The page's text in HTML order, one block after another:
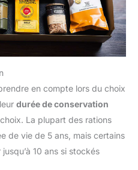
en compte lors du choix
durée de conservation
La plupart des rations
de vie de 5 ans, mais certains
10 ans si stockés